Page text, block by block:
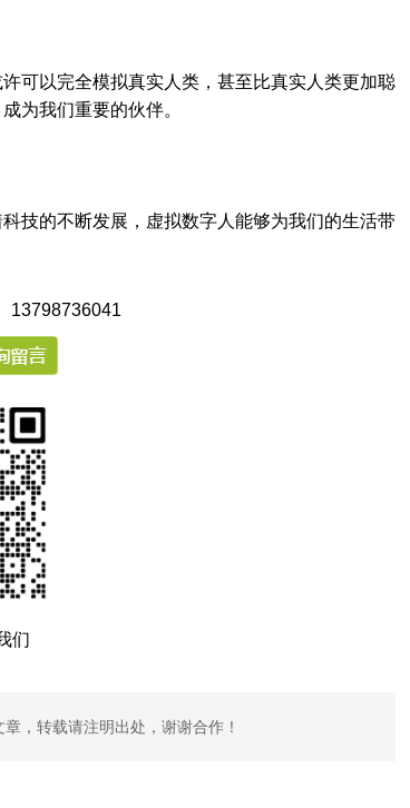
可以完全模拟真实人类，甚至比真实人类更加聪
为我们重要的伙伴。
技的不断发展，虚拟数字人能够为我们的生活带
、13798736041
们
，转载请注明出处，谢谢合作！